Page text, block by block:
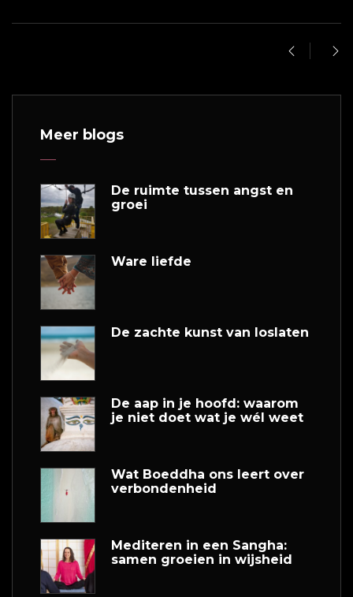
Meer blogs
De ruimte tussen angst en
groei
Ware liefde
De zachte kunst van loslaten
De aap in je hoofd: waarom
je niet doet wat je wél weet
Wat Boeddha ons leert over
verbondenheid
Mediteren in een Sangha:
samen groeien in wijsheid